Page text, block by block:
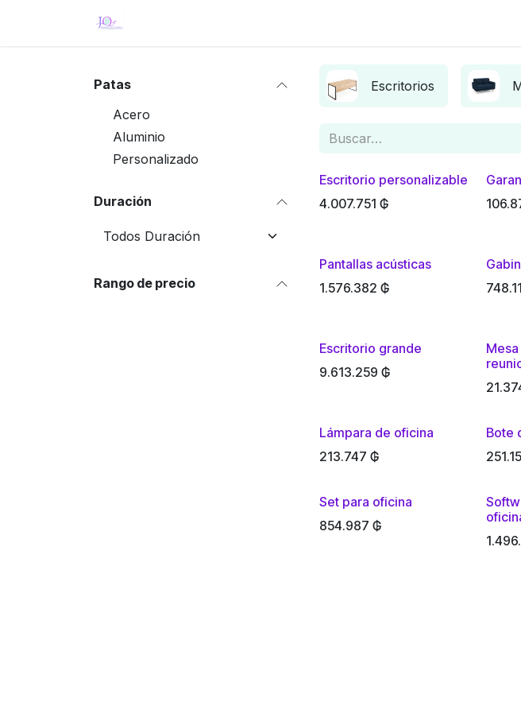
Patas
Acero
Aluminio
Personalizado
Duración
Rango de precio
Escritorios
Escritorio personalizable
4.007.751 ₲
Pantallas acústicas
1.576.382 ₲
Escritorio grande
9.613.259 ₲
Lámpara de oficina
213.747 ₲
Bote
Set para oficina
854.987 ₲